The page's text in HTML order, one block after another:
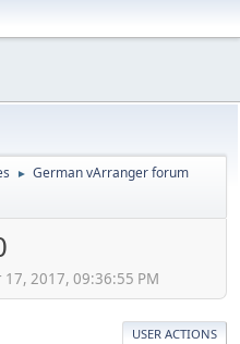
► German vArranger forum
2017, 09:36:55 PM
USER ACTIONS